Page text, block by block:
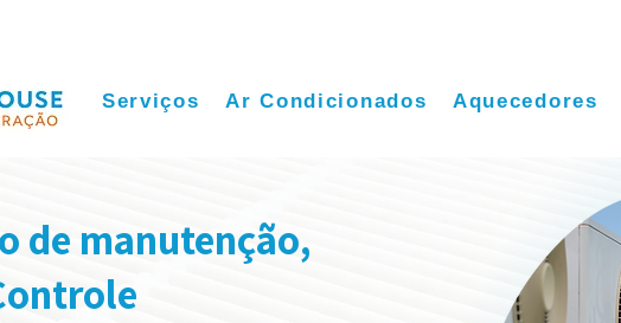
Serviços Ar Condicionados Aquecedores
de manutenção,